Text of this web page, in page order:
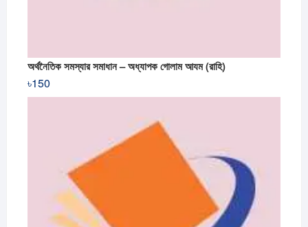
অর্থনৈতিক সমস্যার সমাধান – অধ্যাপক গোলাম আযম (রাহি)
৳150